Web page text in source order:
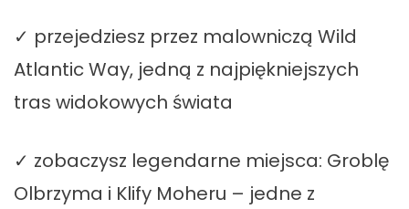
✓ przejedziesz przez malowniczą Wild
Atlantic Way, jedną z najpiękniejszych
tras widokowych świata
✓ zobaczysz legendarne miejsca: Groblę
Olbrzyma i Klify Moheru – jedne z